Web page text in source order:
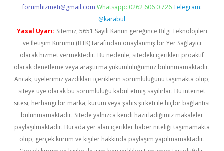
forumhizmeti@gmail.com Whatsapp: 0262 606 0 726 Telegram:
@karabul
Yasal Uyarı: Sitemiz, 5651 Sayılı Kanun gereğince Bilgi Teknolojileri
ve İletişim Kurumu (BTK) tarafından onaylanmış bir Yer Sağlayıcı
olarak hizmet vermektedir. Bu nedenle, sitedeki içerikleri proaktif
olarak denetleme veya araştırma yükümlülüğümüz bulunmamaktadır.
Ancak, üyelerimiz yazdıkları içeriklerin sorumluluğunu taşımakta olup,
siteye üye olarak bu sorumluluğu kabul etmiş sayılırlar. Bu internet
sitesi, herhangi bir marka, kurum veya şahıs şirketi ile hiçbir bağlantısı
bulunmamaktadır. Sitede yalnızca kendi hazırladığımız makaleler
paylaşılmaktadır. Burada yer alan içerikler haber niteliği taşımamakta
olup, gerçek kurum ve kişiler hakkında paylaşım yapılmamaktadır.